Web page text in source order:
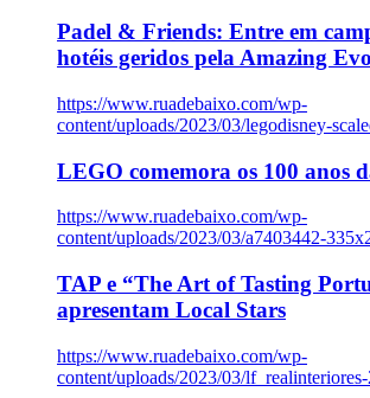
Padel & Friends: Entre em
hotéis geridos pela Amazing
https://www.ruadebaixo.com/wp-
content/uploads/2023/03/legodisney-
LEGO comemora os 100 anos
https://www.ruadebaixo.com/wp-
content/uploads/2023/03/a7403442-
TAP e “The Art of Tasting
apresentam Local Stars
https://www.ruadebaixo.com/wp-
content/uploads/2023/03/